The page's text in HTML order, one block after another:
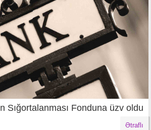
Sığortalanması Fonduna üzv oldu
Ətraflı